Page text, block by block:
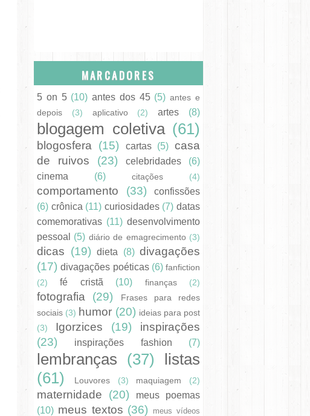
MARCADORES
5 on 5 (10) antes dos 45 (5) antes e
depois
(3) aplicativo (2) artes (8)
blogagem coletiva (61)
blogosfera (15) cartas (5) casa
de ruivos
(23) celebridades
(6)
cinema
(6) citações (4)
comportamento (33)
confissões
(6) crônica (11) curiosidades (7) datas
comemorativas (11) desenvolvimento
pessoal
(5) diário de emagrecimento (3)
dicas (19) dieta (8) divagações
(17) divagações poéticas (6) fanfiction
(2)
fé cristã (10) finanças (2)
fotografia (29)
Frases para redes
sociais (3) humor (20) ideias para post
(3)
Igorzices (19)
inspirações
(23)
inspirações fashion (7)
lembranças (37)
listas
(61)
Louvores (3) maquiagem (2)
maternidade (20)
meus poemas
(10) meus textos (36) meus vídeos